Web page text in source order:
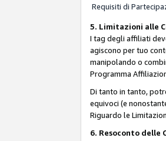
Requisiti di
5. Limitazioni alle
I tag degli affiliati
agiscono per tuo
manipolando o
Programma
Di tanto in tanto,
equivoci (e
Riguardo le
6. Resoconto delle